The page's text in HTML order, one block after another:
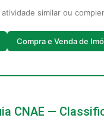
similar ou
Compra e Venda de
CNAE —